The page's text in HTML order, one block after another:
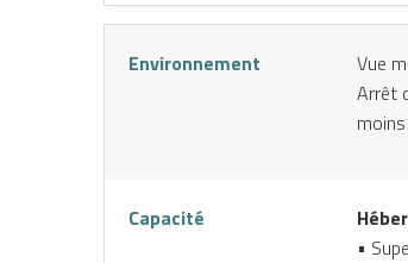
Environnement Vue
Arrêt
Capacité
•